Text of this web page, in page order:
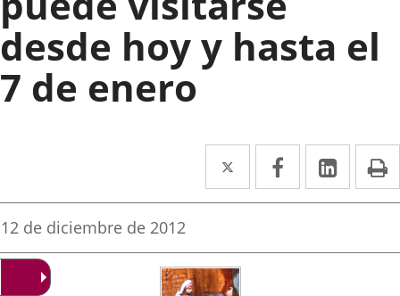
desde hoy y hasta el
7 de enero
Twitter
Enlace
a
aplicación
externa.
Facebook
Enlace
a
aplicación
Enlace
a
Fecha
la
noticia
12 de diciembre de 2012